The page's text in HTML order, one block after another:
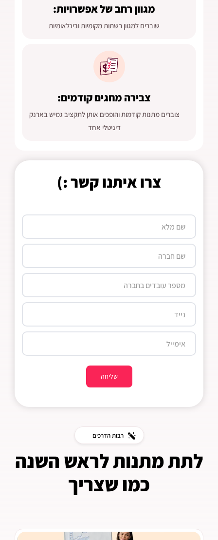
מגוון רחב של אפשרויות:
שוברים למגוון רשתות מקומיות ובינלאומיות
צבירה מחגים קודמים:
צוברים מתנות קודמות והופכים אותן לתקציב גמיש בארנק
דיגיטלי אחד
צרו איתנו קשר :)
רבות הדרכים
לתת מתנות לראש השנה
כמו שצריך